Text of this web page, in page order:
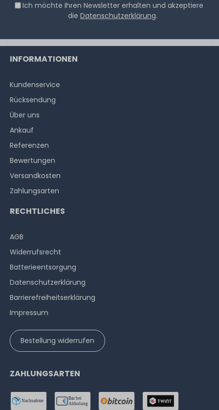
1-2 Tage*
0,99 € *
Thermal Grizzly Aeronaut Wärmeleitpaste / Thermal
Paste - 1.5ml Tube - TG-A-015-R
Ich möchte Ihren Newsletter erhalten und akzeptiere
die Datenschutzerklärung.
INFORMATIONEN
Kundenservice
Rücksendung
Über uns
Ankauf
Referenzen
Bewertungen
Versandkosten
Zahlungsarten
RECHTLICHES
AGB
Widerrufs­recht
Batterieentsorgung
Datenschutzerklärung
Barrierefreiheitserklärung
Impressum
Bestellung widerrufen
ZAHLUNGSARTEN